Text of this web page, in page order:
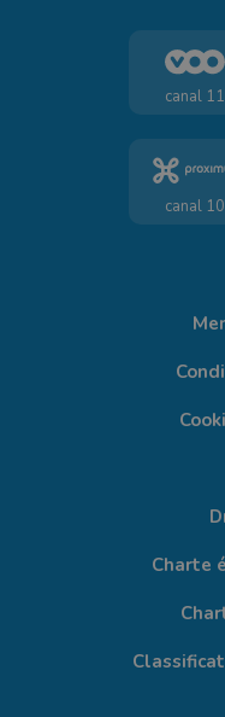
canal 11
canal 10
Charte